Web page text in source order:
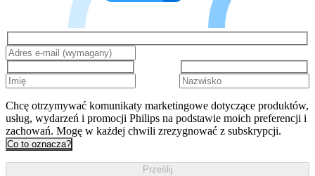
Chcę otrzymywać komunikaty marketingowe dotyczące produktów,
usług, wydarzeń i promocji Philips na podstawie moich preferencji i
zachowań. Mogę w każdej chwili zrezygnować z subskrypcji.
Co to oznacza?
Prześlij